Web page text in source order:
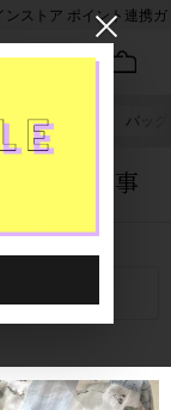
ストア ポイント連携ガ
ピアス バッグ
関する記事